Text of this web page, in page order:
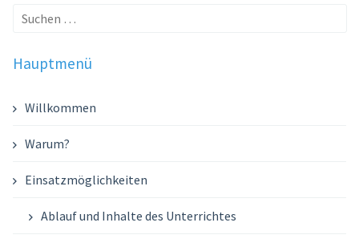
Suche
Hauptmenü
Willkommen
Warum?
Einsatzmöglichkeiten
Ablauf und Inhalte des Unterrichtes